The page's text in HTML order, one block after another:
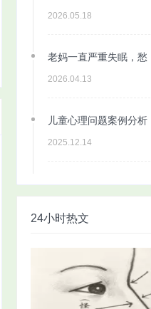
2026.05.18
老妈一直严重失眠，愁
2026.04.13
儿童心理问题案例分析
2025.12.14
24小时热文